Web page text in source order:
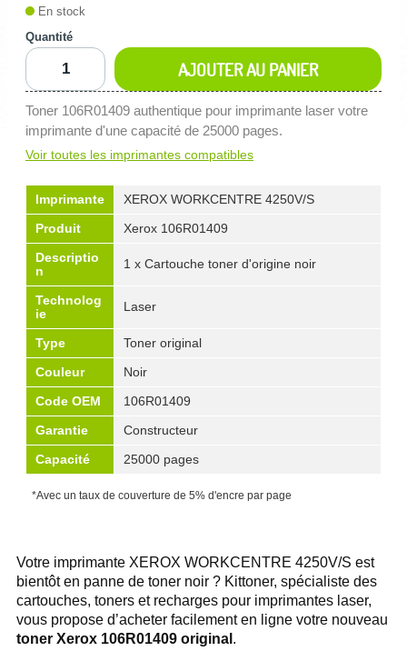
En stock
Quantité
AJOUTER AU PANIER
Toner 106R01409 authentique pour imprimante laser votre
imprimante d'une capacité de 25000 pages.
Voir toutes les imprimantes compatibles
Imprimante
XEROX WORKCENTRE 4250V/S
Produit
Xerox 106R01409
Descriptio
n
1 x Cartouche toner d'origine noir
Technolog
ie
Laser
Type
Toner original
Couleur
Noir
Code OEM
106R01409
Garantie
Constructeur
Capacité
25000 pages
*Avec un taux de couverture de 5% d'encre par page
Votre imprimante XEROX WORKCENTRE 4250V/S est
bientôt en panne de toner noir ? Kittoner, spécialiste des
cartouches, toners et recharges pour imprimantes laser,
vous propose d’acheter facilement en ligne votre nouveau
toner Xerox 106R01409 original .